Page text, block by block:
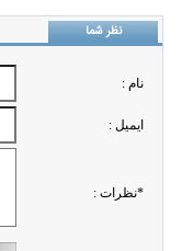
نظر شما
نام :
ايميل :
*نظرات :